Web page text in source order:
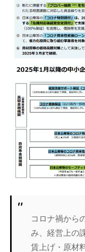
コロナ禍から
み、経営上の
賃上げ・原材